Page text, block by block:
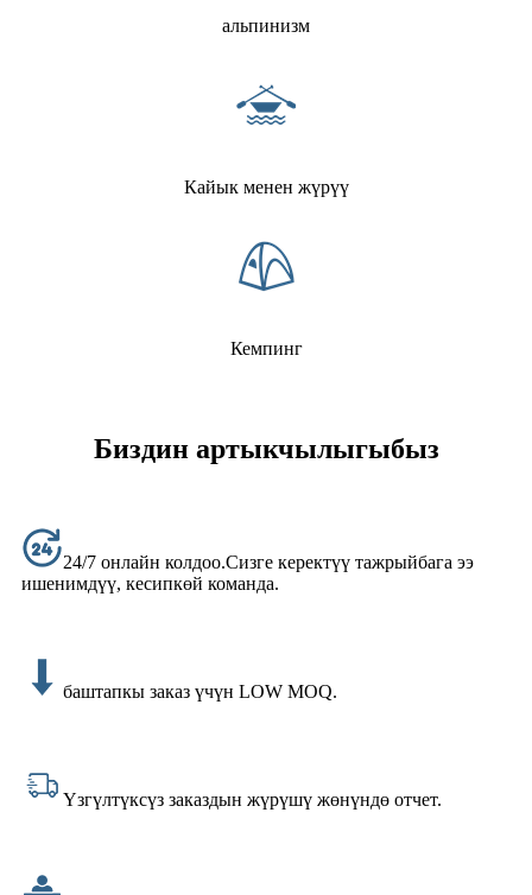
альпинизм
Кайык менен жүрүү
Кемпинг
Биздин артыкчылыгыбыз
24/7 онлайн колдоо.Сизге керектүү тажрыйбага ээ
ишенимдүү, кесипкөй команда.
баштапкы заказ үчүн LOW MOQ.
Үзгүлтүксүз заказдын жүрүшү жөнүндө отчет.